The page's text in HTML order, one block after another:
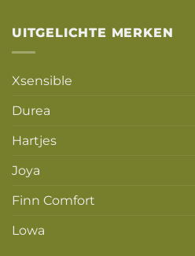
UITGELICHTE MERKEN
Xsensible
Durea
Hartjes
Joya
Finn Comfort
Lowa